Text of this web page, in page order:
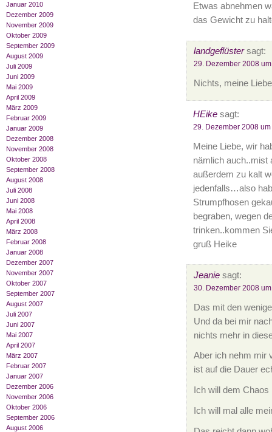
Januar 2010
Dezember 2009
November 2009
Oktober 2009
September 2009
August 2009
Juli 2009
Juni 2009
Mai 2009
April 2009
März 2009
Februar 2009
Januar 2009
Dezember 2008
November 2008
Oktober 2008
September 2008
August 2008
Juli 2008
Juni 2008
Mai 2008
April 2008
März 2008
Februar 2008
Januar 2008
Dezember 2007
November 2007
Oktober 2007
September 2007
August 2007
Juli 2007
Juni 2007
Mai 2007
April 2007
März 2007
Februar 2007
Januar 2007
Dezember 2006
November 2006
Oktober 2006
September 2006
August 2006
Etwas abnehmen
das Gewicht zu
landgeflüstersagt:
29. Dezember 2008
Nichts, meine
HEikesagt:
29. Dezember 2008
Meine Liebe, wir
nämlich auch..mist
außerdem zu kalt
jedenfalls…also
Strumpfhosen
begraben, wegen
trinken..kommen
gruß Heike
Jeaniesagt:
30. Dezember 2008
Das mit den
Und da bei mir
nichts mehr in
Aber ich nehm mir
ist auf die Dauer
Ich will dem
Ich will mal alle